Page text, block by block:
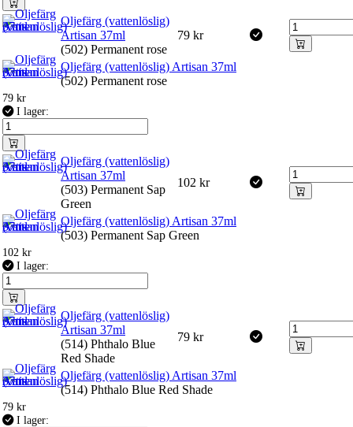
Oljefärg (vattenlöslig)
Artisan 37ml
(502) Permanent rose
79 kr
Oljefärg (vattenlöslig) Artisan 37ml
(502) Permanent rose
79 kr
I lager:
Oljefärg (vattenlöslig)
Artisan 37ml
(503) Permanent Sap
Green
102 kr
Oljefärg (vattenlöslig) Artisan 37ml
(503) Permanent Sap Green
102 kr
I lager:
Oljefärg (vattenlöslig)
Artisan 37ml
(514) Phthalo Blue
Red Shade
79 kr
Oljefärg (vattenlöslig) Artisan 37ml
(514) Phthalo Blue Red Shade
79 kr
I lager: